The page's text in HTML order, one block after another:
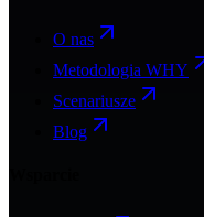
O nas
Metodologia WHY
Scenariusze
Blog